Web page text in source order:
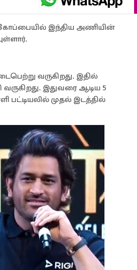
இந்திய அணியின்
வருகிறது. இதில்
இதுவரை ஆடிய 5
பட்டியலில் முதல் இடத்தில்